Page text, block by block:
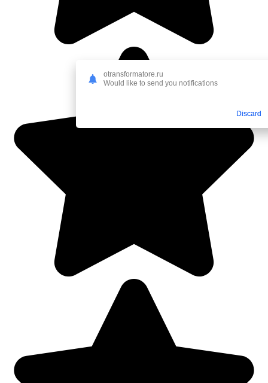
otransformatore.ru
Would like to send you notifications
Discard